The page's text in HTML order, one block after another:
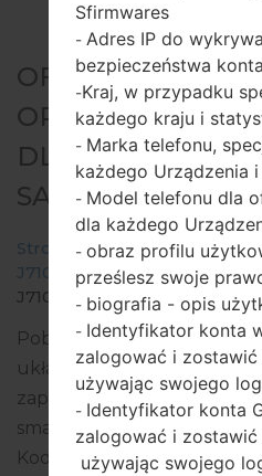
OFICJALNE
DLA: SM-J710MN
Strona startowa →Galaxy J7
J710MN →SM-
Pobierz najnowszą
układowego dla
zapomnij sprawdzić, czy
smartfona odpowiada
Kod oprogramowania
Sfirmwares
- Adres IP do
bezpieczeństwa
-Kraj, w przypadku
każdego kraju i
- Marka telefonu,
każdego Urządzenia
- Model telefonu dla
dla każdego
- obraz profilu
prześlesz swoje
- biografia - opis
- Identyfikator konta
zalogować i
używając swojego
- Identyfikator konta
zalogować i
używając swojego